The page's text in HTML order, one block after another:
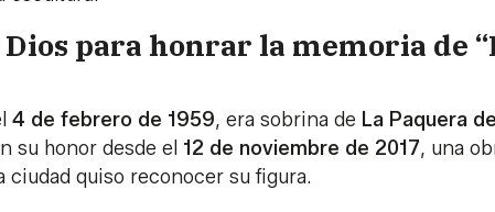
para honrar la memoria de
4 de febrero de 1959, era sobrina de La Paquera
su honor desde el 12 de noviembre de 2017, una
ciudad quiso reconocer su figura.